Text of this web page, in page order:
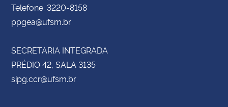
Telefone: 3220-8158
ppgea@ufsm.br
SECRETARIA INTEGRADA
PRÉDIO 42, SALA 3135
sipg.ccr@ufsm.br